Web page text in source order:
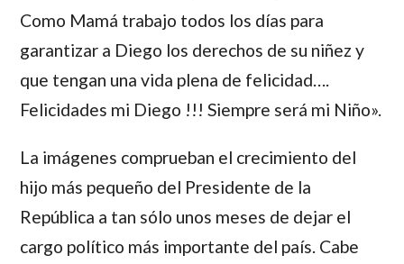
Como Mamá trabajo todos los días para
garantizar a Diego los derechos de su niñez y
que tengan una vida plena de felicidad….
Felicidades mi Diego !!! Siempre será mi Niño».
La imágenes comprueban el crecimiento del
hijo más pequeño del Presidente de la
República a tan sólo unos meses de dejar el
cargo político más importante del país. Cabe